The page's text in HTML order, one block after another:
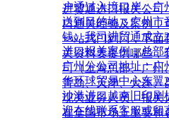
进贸通进口报关公司
口通关经验及案例，
一站式门到门，下面
关资料要提供哪些，
司（上海总部、广州
青岛、天津、大连、
现关业务人员、报关
在全国市场上主要和
户通过入境口岸：广
送到目的地：广州市
钱。我司进贸通成立
进口报关案例，总部
广州分公司地址：广
华环球贸易中心东翼
沙港进口越南旧印刷
迎在线联系客服或留